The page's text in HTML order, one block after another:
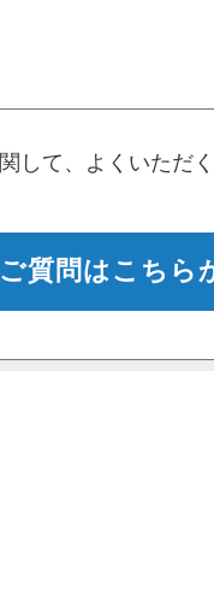
して、よくいただ
質問はこちら